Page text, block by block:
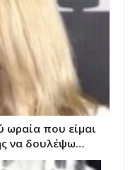
ωραία που είμαι
να δουλέψω…